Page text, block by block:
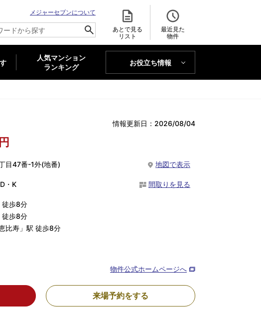
メジャーセブンについて
あとで見る
リスト
最近見た
物件
人気マンション
ランキング
お役立ち情報
MAJOR'S BLOG
情報更新日：2026/08/04
目47番-1外(地番) 地図で表示
・K 間取りを見る
徒歩8分
徒歩8分
比寿」駅 徒歩8分
物件公式ホームページへ
来場予約をする